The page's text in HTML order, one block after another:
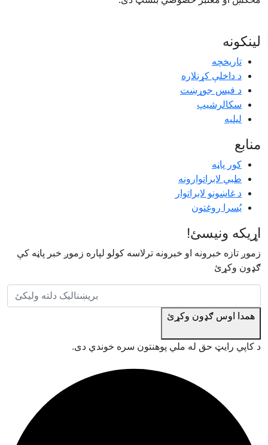
لینکونه
تاریخچه
د داخلې کړنلاره
د فیس جوړښت
سکالرشیپ
ليليه
منابع
کور پاڼه
طبي لابراتوارونه
د غاښونو لابراتوار
یُسرا روغتون
اړیکه ونیسئ!
زموږ تازه خبرونه او خبرونه ترلاسه کولو لپاره زموږ خبر پاڼه کې
ګډون وکړئ
همدا اوس ګډون وکړئ
د کاپي رایټ حق له ملي پوهنتون سره خوندي دی.